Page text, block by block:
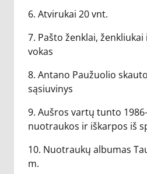
6. Atvirukai 20 vnt.
7. Pašto ženklai,
vokas
8. Antano Paužuolio
sąsiuvinys
9. Aušros vartų tunto
nuotraukos ir iškarpos iš
10. Nuotraukų albumas
m.